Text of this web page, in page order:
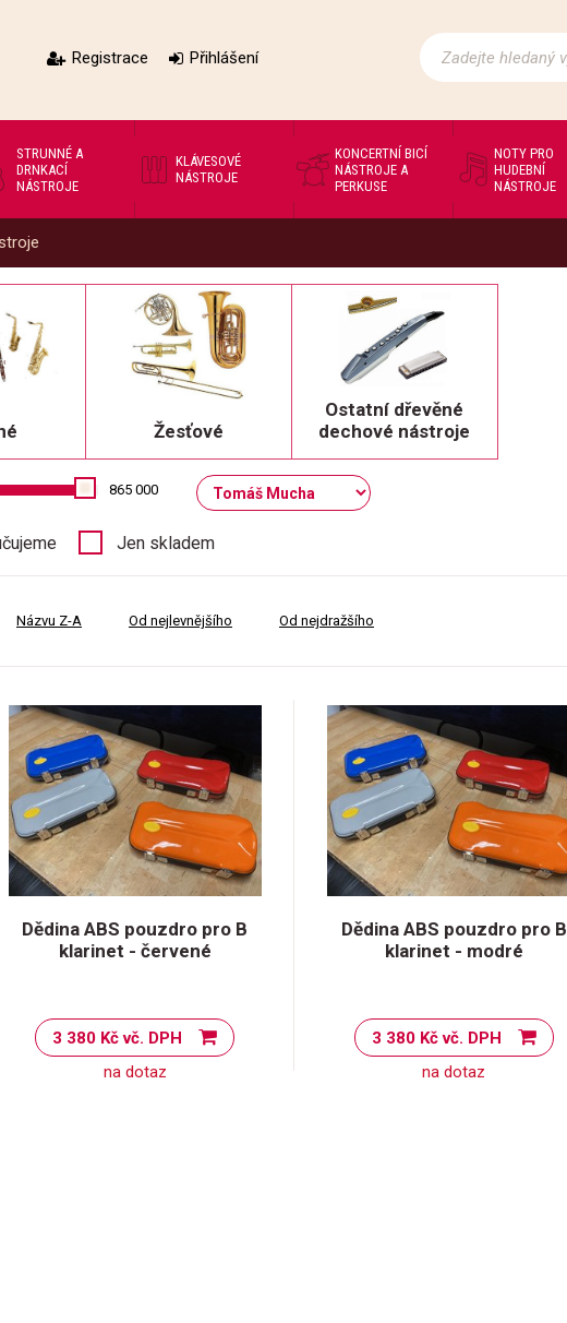
Registrace Přihlášení
STRUNNÉ A
DRNKACÍ
NÁSTROJE
KLÁVESOVÉ
NÁSTROJE
KONCERTNÍ BICÍ
NÁSTROJE A
PERKUSE
NOTY PRO
HUDEBNÍ
NÁSTROJE
Žesťové
Ostatní dřevěné
dechové nástroje
865 000
Jen skladem
Názvu Z-A Od nejlevnějšího Od nejdražšího
Dědina ABS pouzdro pro B
klarinet - červené
3 380 Kč vč. DPH
na dotaz
Dědina ABS pouzdro pro B
klarinet - modré
3 380 Kč vč. DPH
na dotaz